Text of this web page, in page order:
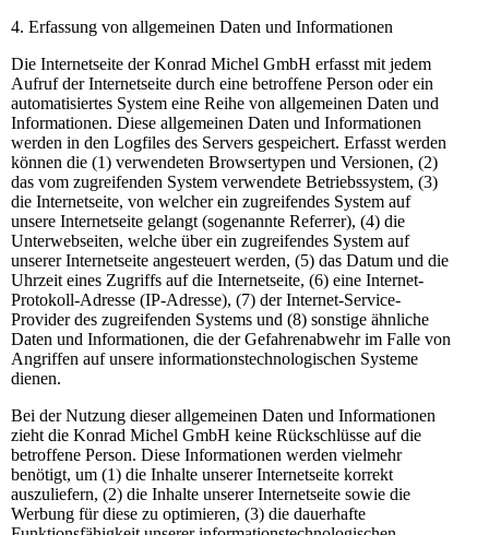
4. Erfassung von allgemeinen Daten und Informationen
Die Internetseite der Konrad Michel GmbH erfasst mit jedem
Aufruf der Internetseite durch eine betroffene Person oder ein
automatisiertes System eine Reihe von allgemeinen Daten und
Informationen. Diese allgemeinen Daten und Informationen
werden in den Logfiles des Servers gespeichert. Erfasst werden
können die (1) verwendeten Browsertypen und Versionen, (2)
das vom zugreifenden System verwendete Betriebssystem, (3)
die Internetseite, von welcher ein zugreifendes System auf
unsere Internetseite gelangt (sogenannte Referrer), (4) die
Unterwebseiten, welche über ein zugreifendes System auf
unserer Internetseite angesteuert werden, (5) das Datum und die
Uhrzeit eines Zugriffs auf die Internetseite, (6) eine Internet-
Protokoll-Adresse (IP-Adresse), (7) der Internet-Service-
Provider des zugreifenden Systems und (8) sonstige ähnliche
Daten und Informationen, die der Gefahrenabwehr im Falle von
Angriffen auf unsere informationstechnologischen Systeme
dienen.
Bei der Nutzung dieser allgemeinen Daten und Informationen
zieht die Konrad Michel GmbH keine Rückschlüsse auf die
betroffene Person. Diese Informationen werden vielmehr
benötigt, um (1) die Inhalte unserer Internetseite korrekt
auszuliefern, (2) die Inhalte unserer Internetseite sowie die
Werbung für diese zu optimieren, (3) die dauerhafte